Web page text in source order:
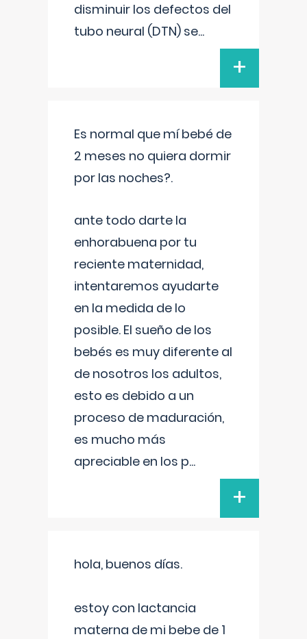
disminuir los defectos del
tubo neural (DTN) se...
+
Es normal que mí bebé de
2 meses no quiera dormir
por las noches?.
ante todo darte la
enhorabuena por tu
reciente maternidad,
intentaremos ayudarte
en la medida de lo
posible. El sueño de los
bebés es muy diferente al
de nosotros los adultos,
esto es debido a un
proceso de maduración,
es mucho más
apreciable en los p...
+
hola, buenos días.
estoy con lactancia
materna de mi bebe de 1